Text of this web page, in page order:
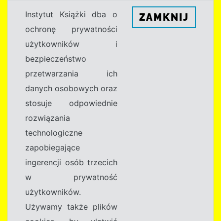
Instytut Książki dba o
ochronę prywatności
użytkowników i
bezpieczeństwo
przetwarzania ich
danych osobowych oraz
stosuje odpowiednie
rozwiązania
technologiczne
zapobiegające
ingerencji osób trzecich
w prywatność
użytkowników.
Używamy także plików
ZAMKNIJ